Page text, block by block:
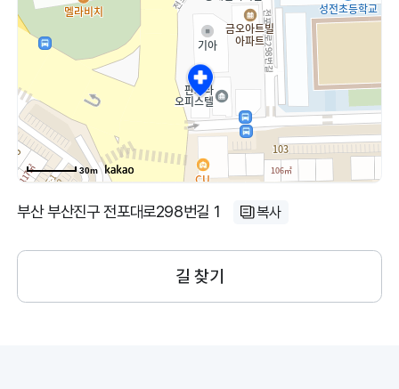
30m
부산 부산진구 전포대로298번길 1 복사
길 찾기